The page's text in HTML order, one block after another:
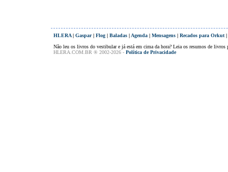
HLERA| Gaspar| Flog | Baladas | Agenda | Mensagens | Recados para Orkut |
Não leu os livros do vestibular e já está em cima da hora? Leia os resumos de livros
HLERA.COM.BR ® 2002-2026 - Política de Privacidade